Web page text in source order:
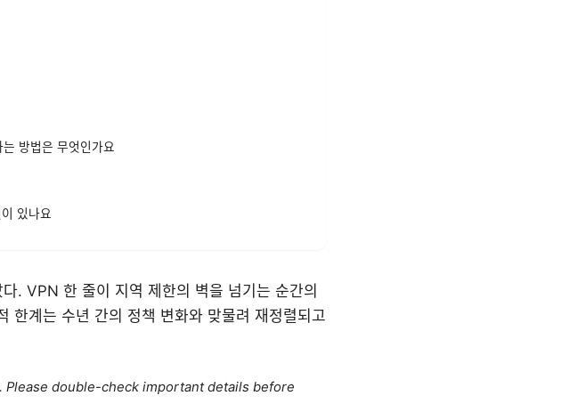
방법은 무엇인가요
있나요
. VPN 한 줄이 지역 제한의 벽을 넘기는 순간의
한계는 수년 간의 정책 변화와 맞물려 재정렬되고
double-check important details before